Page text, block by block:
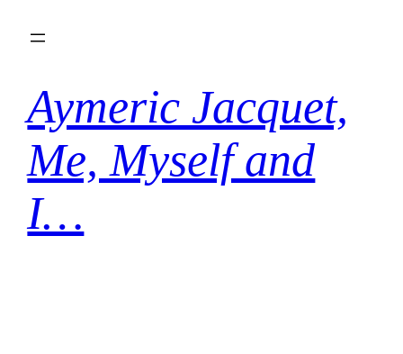
Aymeric Jacquet,
Me, Myself and
I…